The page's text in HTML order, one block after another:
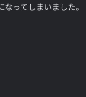
ってしまいました。